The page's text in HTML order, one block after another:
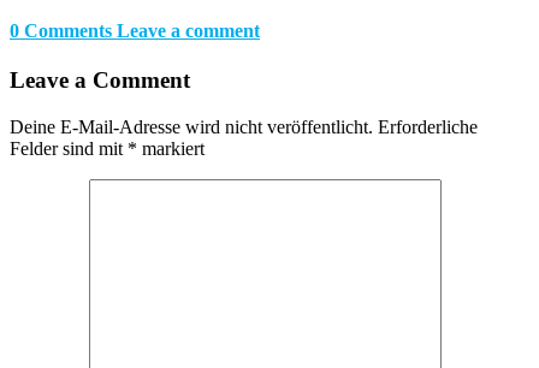
0 Comments Leave a comment
Leave a Comment
Deine E-Mail-Adresse wird nicht veröffentlicht. Erforderliche
Felder sind mit * markiert